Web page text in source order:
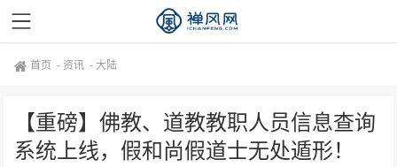
首页 - 资讯 -大陆
【重磅】佛教、道教教职人员信息查询
系统上线，假和尚假道士无处遁形！